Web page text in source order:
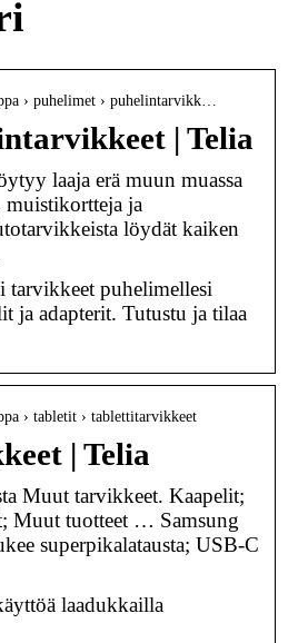
› puhelimet › puhelintarvikk…
| Telia
laaja erä muun muassa
muistikortteja ja
löydät kaiken
puhelimellesi
ja adapterit. Tutustu ja tilaa
› tabletit › tablettitarvikkeet
| Telia
Muut tarvikkeet. Kaapelit;
Muut tuotteet … Samsung
superpikalatausta; USB-C
laadukkailla